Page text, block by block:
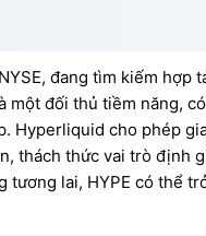
đang tìm kiếm hợp
đối thủ tiềm năng,
Hyperliquid cho phép
thách thức vai trò định
tương lai, HYPE có thể